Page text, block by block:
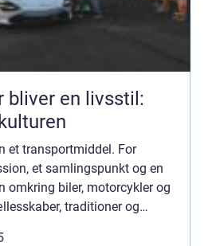
bliver en livsstil:
et transportmiddel. For
et samlingspunkt og en
omkring biler, motorcykler og
traditioner og